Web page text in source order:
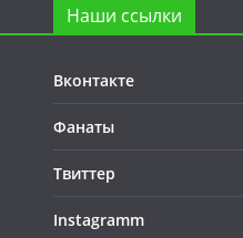
Наши ссылки
Вконтакте
Фанаты
Твиттер
Instagramm